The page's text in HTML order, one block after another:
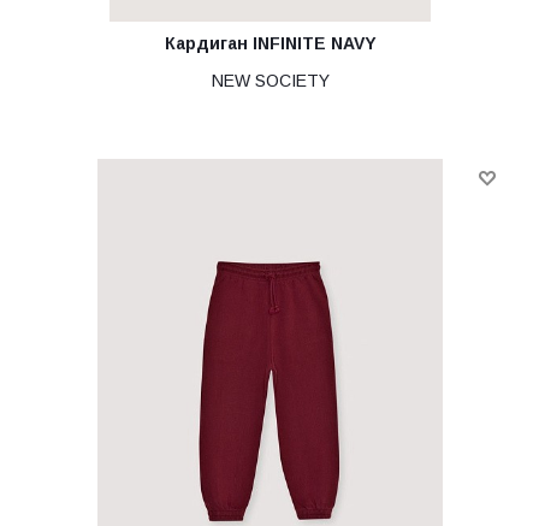
Кардиган INFINITE NAVY
NEW SOCIETY